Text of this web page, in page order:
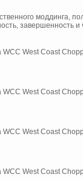
моддинга,
завершенность и